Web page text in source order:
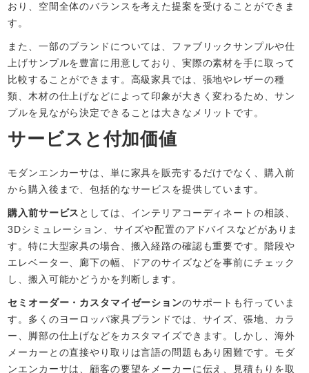
おり、空間全体のバランスを考えた提案を受けることができま
す。
また、一部のブランドについては、ファブリックサンプルや仕
上げサンプルを豊富に用意しており、実際の素材を手に取って
比較することができます。高級家具では、張地やレザーの種
類、木材の仕上げなどによって印象が大きく変わるため、サン
プルを見ながら決定できることは大きなメリットです。
サービスと付加価値
モダンエンカーサは、単に家具を販売するだけでなく、購入前
から購入後まで、包括的なサービスを提供しています。
購入前サービス としては、インテリアコーディネートの相談、
3Dシミュレーション、サイズや配置のアドバイスなどがありま
す。特に大型家具の場合、搬入経路の確認も重要です。階段や
エレベーター、廊下の幅、ドアのサイズなどを事前にチェック
し、搬入可能かどうかを判断します。
セミオーダー・カスタマイゼーションのサポートも行っていま
す。多くのヨーロッパ家具ブランドでは、サイズ、張地、カラ
ー、脚部の仕上げなどをカスタマイズできます。しかし、海外
メーカーとの直接やり取りは言語の問題もあり困難です。モダ
ンエンカーサは、顧客の要望をメーカーに伝え、見積もりを取